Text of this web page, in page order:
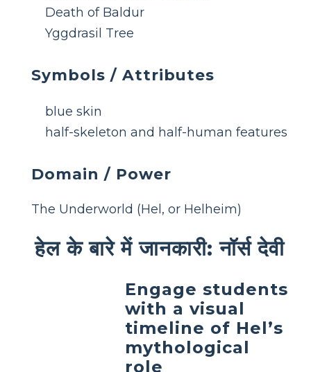
Death of Baldur
Yggdrasil Tree
Symbols / Attributes
blue skin
half-skeleton and half-human features
Domain / Power
The Underworld (Hel, or Helheim)
हेल के बारे में जानकारी: नॉर्स देवी
Engage students
with a visual
timeline of Hel’s
mythological
role